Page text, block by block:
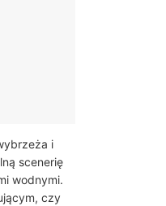
i
scenerię
wodnymi.
czy